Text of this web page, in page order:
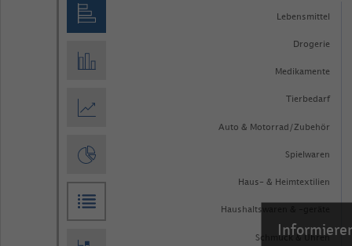
Lebensmittel
Drogerie
Medikamente
Tierbedarf
Auto & Motorrad/Zubehör
Spielwaren
Haus- & Heimtextilien
Haushaltswaren & -geräte
Schmuck & Uhren